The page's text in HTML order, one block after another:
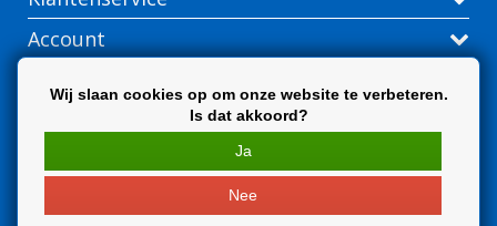
Account
Wij slaan cookies op om onze website te verbeteren.
Is dat akkoord?
Ja
Nee